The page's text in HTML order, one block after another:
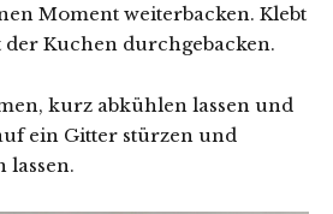
Moment weiterbacken. Klebt
Kuchen durchgebacken.
kurz abkühlen lassen und
ein Gitter stürzen und
lassen.